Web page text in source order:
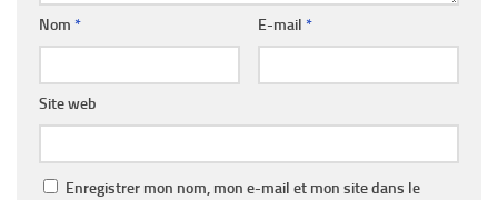
Nom * E-mail *
Site web
Enregistrer mon nom, mon e-mail et mon site dans le